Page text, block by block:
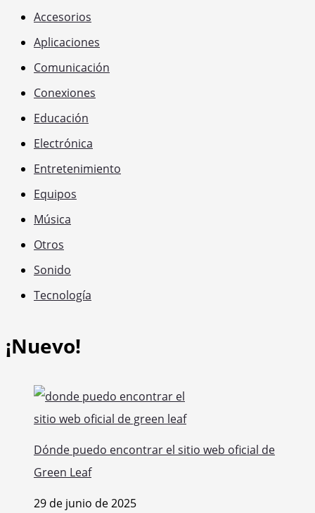
Accesorios
Aplicaciones
Comunicación
Conexiones
Educación
Electrónica
Entretenimiento
Equipos
Música
Otros
Sonido
Tecnología
¡Nuevo!
Dónde puedo encontrar el sitio web oficial de
Green Leaf
29 de junio de 2025